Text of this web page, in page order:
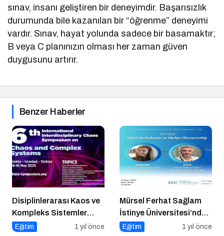
sınav, insanı geliştiren bir deneyimdir. Başarısızlık
durumunda bile kazanılan bir “öğrenme” deneyimi
vardır. Sınav, hayat yolunda sadece bir basamaktır;
B veya C planınızın olması her zaman güven
duygusunu artırır.
Benzer Haberler
Disiplinlerarası Kaos ve
Kompleks Sistemler
Sempozyumu İçin Geri
Eğitim 1 yıl önce
Mürsel Ferhat Sağlam
İstinye Üniversitesi’nde
Dijital Medya
Eğitim 1 yıl önce